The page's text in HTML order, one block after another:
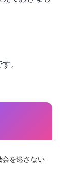
。
会を逃さない